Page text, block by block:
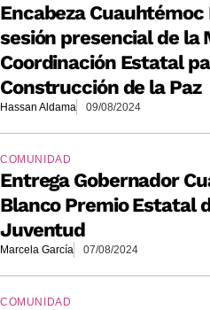
Encabeza Cuauhtémoc
sesión presencial de la
Coordinación Estatal
Construcción de la Paz
Hassan Aldama 09/08/2024
COMUNIDAD
Entrega Gobernador
Blanco Premio Estatal
Juventud
Marcela García 07/08/2024
COMUNIDAD